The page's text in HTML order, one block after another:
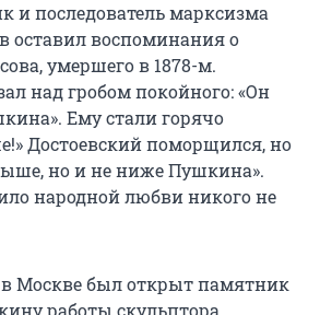
и последователь марксизма
оставил воспоминания о
умершего в 1878-м.
над гробом покойного: «Он
Ему стали горячо
Достоевский поморщился, но
но и не ниже Пушкина».
народной любви никого не
в Москве был открыт памятник
работы скульптора